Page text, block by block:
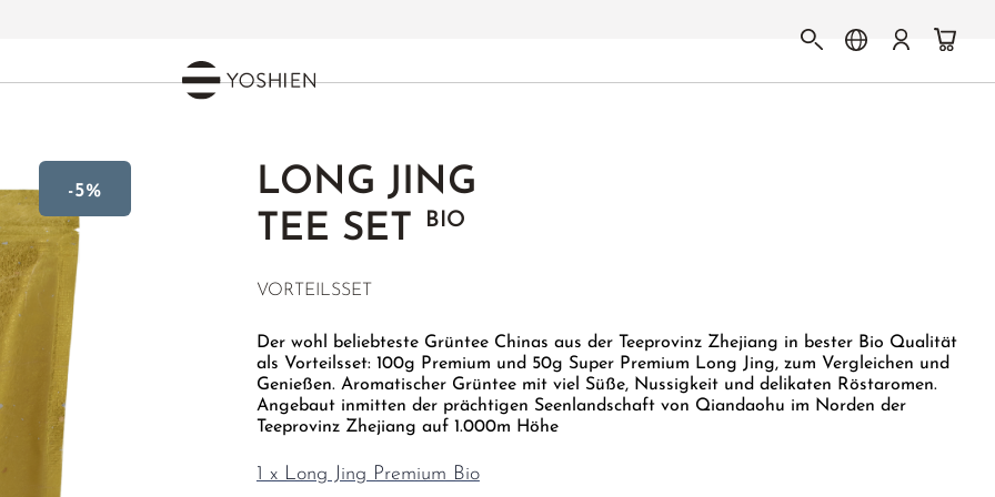
LONG JING
TEE SET
BIO
VORTEILSSET
-5%
Der wohl beliebteste Grüntee Chinas aus der Teeprovinz Zhejiang in bester Bio Qualität
als Vorteilsset: 100g Premium und 50g Super Premium Long Jing, zum Vergleichen und
Genießen. Aromatischer Grüntee mit viel Süße, Nussigkeit und delikaten Röstaromen.
Angebaut inmitten der prächtigen Seenlandschaft von Qiandaohu im Norden der
Teeprovinz Zhejiang auf 1.000m Höhe
1 x Long Jing Premium Bio